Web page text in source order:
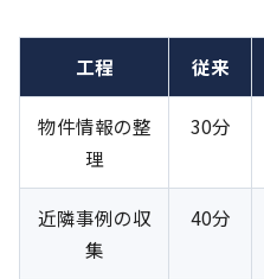
工程 従来
物件情報の整
理
30分
近隣事例の収
集
40分